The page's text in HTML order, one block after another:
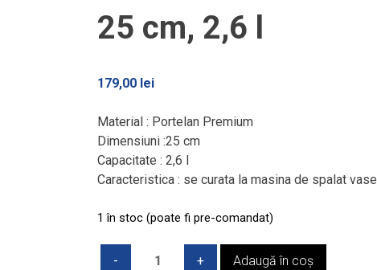
25 cm, 2,6 l
179,00 lei
Material : Portelan Premium
Dimensiuni :25 cm
Capacitate : 2,6 l
Caracteristica : se curata la masina de spalat vase
1 în stoc (poate fi pre-comandat)
Cantitate
Adaugă în coș